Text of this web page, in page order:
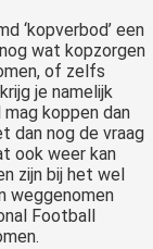
‘kopverbod’ een
wat kopzorgen
of zelfs
je namelijk
koppen dan
dan nog de vraag
ook weer kan
zijn bij het wel
weggenomen
Football